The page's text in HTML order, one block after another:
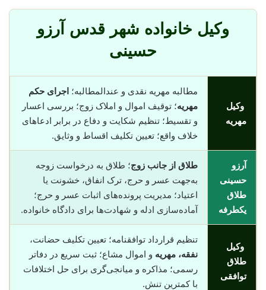
وکیل خانواده شهر قدس آرزو
حسینی
وکیل
مهریه
مطالبه مهریه نقدی و عندالمطالبه؛ اجرای حکم
مهریه؛ توقیف اموال و املاک زوج؛ بررسی اعسار
و تقسیط؛ تنظیم شکایت و دفاع در برابر ادعاهای
خلاف واقع؛ تعیین تکلیف اقساط و وثایق.
آرزو
حسینی
طلاق
یکطرفه
طلاق از جانب زوج؛ طلاق به درخواست زوجه
به‌جهت عسر و حرج، ترک انفاق، خشونت یا
اعتیاد؛ مدیریت پرونده‌های اثبات عسر و حرج؛
آماده‌سازی ادله و شهادت‌ها برای دادگاه خانواده.
وکیل
طلاق
توافقی
تنظیم قرارداد توافقنامه؛ تعیین تکلیف حضانت،
نفقه، مهریه و اموال مشاع؛ ثبت سریع در دفاتر
رسمی؛ مذاکره و میانجی‌گری برای حل اختلافات
با کمترین تنش.